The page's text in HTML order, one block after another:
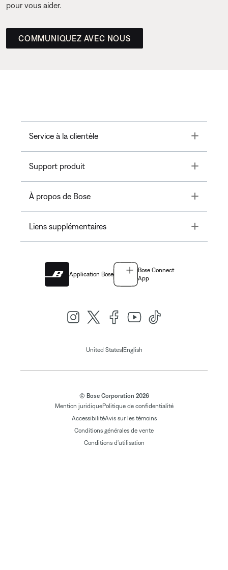
pour vous aider.
COMMUNIQUEZ AVEC NOUS
Service à la clientèle Toggle
Support produit Toggle
À propos de Bose Toggle
Liens supplémentaires Toggle
Application Bose
Bose Connect
App
United States|English
© Bose Corporation 2026
Mention juridiquePolitique de confidentialité
AccessibilitéAvis sur les témoins
Conditions générales de vente
Conditions d'utilisation